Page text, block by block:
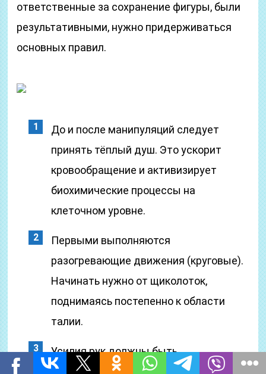
ответственные за сохранение фигуры, были
результативными, нужно придерживаться
основных правил.
До и после манипуляций следует
принять тёплый душ. Это ускорит
кровообращение и активизирует
биохимические процессы на
клеточном уровне.
Первыми выполняются
разогревающие движения (круговые).
Начинать нужно от щиколоток,
поднимаясь постепенно к области
талии.
Усилия рук должны быть
одинаковыми на всех зонах, чтобы